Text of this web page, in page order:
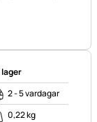
lager
2 - 5 vardagar
0,22 kg